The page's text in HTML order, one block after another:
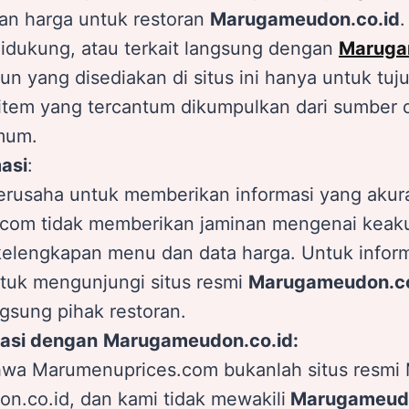
harga untuk restoran Marugameudon.co.id
atau terkait langsung dengan
yang disediakan di situs ini hanya untuk
yang tercantum dikumpulkan dari sumber
:
untuk memberikan informasi yang
tidak memberikan jaminan mengenai
menu dan data harga. Untuk
mengunjungi situs resmi
pihak restoran.
dengan Marugameudon.co.id:
Marumenuprices.com bukanlah situs resmi
dan kami tidak mewakili